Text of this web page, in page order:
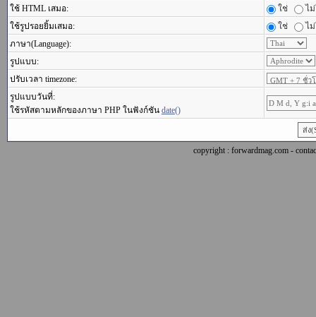
ใช้ HTML เสมอ:
ใช่
ไ
ใช้รูปรอยยิ้มเสมอ:
ใช่
ไ
ภาษา(Language):
รูปแบบ:
ปรับเวลา timezone:
รูปแบบวันที่:
ใช้รหัสตามหลักของภาษา PHP ในฟังก์ชัน date()
copyright : forwardmag.com -